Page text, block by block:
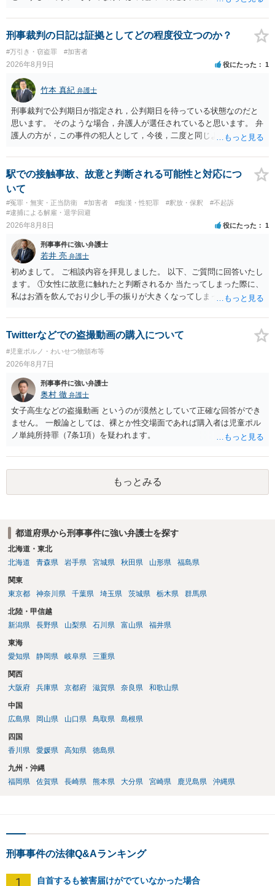
（事件性）とともに，誰の行為かの判断がされる（犯人性）が必要な
のですが，現認時に警察が臨場できる場合以外は，基本的に犯人性を
特定することができません。もちろん，常習性が顕著で，既に前科を
有していて警察に把握されていれば別ですが，そのような方は，この
ような場所に質問を掲げてくることはありません。心配・不安になる
ことはよくわかるのですが，心配・不安を感じている方は，警察に把
握されていることがありませんので，犯人性が特定されることはあり
ません。したがって，自分が犯人であるとされることはないのです。
ですから，相談者の場合は，大丈夫です。安心してください。それで
は，①～③に答えます。 ①について 腕の動き，女性への向かい方をみ
れば，酔っていて偶然の出来事か，意図的に偶然を装うように触った
のかは，わかります。触る瞬間ではなくて，触るまでの状況の方が重
要です。酔っていてふらついていたのであれば，そのときだけふらつ
いているわけではありません。腕の振り方も，そのときだけ偶然大き
くなるわけではありません。ですから，本件では，意図的だと疑われ
ることはないと思います。その雰囲気は，当たってしまった女性にも
伝わっていたのでしょう。ですから大丈夫です。なお，故意は，主観
面の話なので，防犯カメラの映像で決められることはありません。本
人の話（故意を否認する話）が実際の状況と矛盾しないかだけの話で
す。 ②について 犯人性が特定できませんから，逮捕や呼出の可能性は
ないと思います。 ③について ②がないので，③はそもそもないことが
前提なので，期間も考えなくて大丈夫です。 というわけで，本件は大
丈夫ですから，今後，同じような不安に襲われることがないように気
をつけてくださいね。それが一番大事です。
刑事裁判の日記は証拠としてどの程度役立つのか？
#万引き・窃盗罪 #加害者
2026年8月9日 役にたった 1
竹本 真紀 弁護士
刑事裁判で公判期日が指定され，公判期日を待っている状態なのだと
思います。 そのような場合，弁護人が選任されていると思います。 弁
護人の方が，この事件の犯人として，今後，二度と同じような犯罪を
いかアドバイスしてくれると思います。そして，書いた内容は，被告
人質問などで活用されることになると思います。 裁判のためだけに記
録するわけではないかもしれませんが，「裁判において証拠として利
用できる可能性があれば」と考えているのであれば，本件について証
拠も見て内容を把握している，弁護人の方と相談して書く内容を打ち
合わせて進めるのが，裁判の観点では一番効果的だと思います。 適応
状に関しての話になると思いますので，弁護人の方と相談してみまし
ょう。
駅での接触事故、故意と判断される可能性と対応につ
いて
#冤罪・無実・正当防衛 #加害者 #痴漢・性犯罪 #釈放・保釈
#不起訴
#逮捕による解雇・退学回避
2026年8月8日 役にたった 1
刑事事件に強い弁護士
若井 亮 弁護士
初めまして。 ご相談内容を拝見しました。 以下、ご質問に回答いたし
ます。 ①女性に故意に触れたと判断されるか 当たってしまった際に、
私はお酒を飲んでおり少し手の振りが大きくなってしまっていたこと
いた場合、故意だと判定されやすいのでしょうか？ お伺いする限り、
故意があると判断されることは無いかと思います。 ②逮捕、呼び出し
捕、呼び出しされる可能性はどれほどでしょうか？ 誤って当たってし
まっただけであり、さらにその場で女性等のアクションが無かったこ
とからすると、この後に呼び出される可能性は極めて低いと思いま
す。 ③逮捕呼び出しまでの期間 大体どれほどの期間逮捕呼び出しの可
能性があると考えれば良いのでしょうか？ 逮捕や呼び出しの可能性は
極めて低いと思います。 連絡が来ることはないでしょう。
Twitterなどでの盗撮動画の購入について
#児童ポルノ・わいせつ物頒布等
2026年8月7日
刑事事件に強い弁護士
奥村 徹 弁護士
女子高生などの盗撮動画 というのが漠然としていて正確な回答ができ
ません。 一般論としては、裸とか性交場面であれば購入者は児童ポル
ノ単純所持罪（7条1項）を疑われます。
もっとみる
都道府県から刑事事件に強い弁護士を探す
北海道・東北
北海道
青森県 岩手県 宮城県 秋田県 山形県 福島県
関東
東京都
神奈川県 千葉県 埼玉県 茨城県 栃木県 群馬県
北陸・甲信越
新潟県
長野県 山梨県 石川県 富山県 福井県
東海
愛知県
静岡県 岐阜県 三重県
関西
大阪府
兵庫県 京都府 滋賀県 奈良県 和歌山県
中国
広島県
岡山県 山口県 鳥取県 島根県
四国
香川県
愛媛県 高知県 徳島県
九州・沖縄
福岡県
佐賀県 長崎県 熊本県 大分県 宮崎県 鹿児島県 沖縄県
刑事事件の法律Q&Aランキング
1 自首するも被害届けがでていなかった場合